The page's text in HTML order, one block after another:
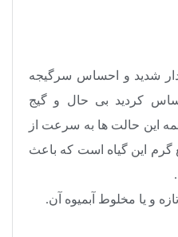
شدید و احساس سرگیجه
کردید بی حال و گیج
این حالت ها به سرعت از
گرم این گیاه است که باعث
و یا مخلوط آبمیوه آن.